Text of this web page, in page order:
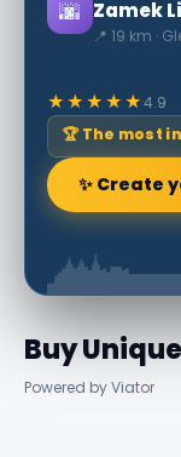
🌆 Zamek
📍 19 km ·
★★★★★4.9
🏆 The most
✨ Create
Buy
Powered by Viator